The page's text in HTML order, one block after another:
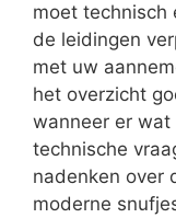
moet technisch
de leidingen
met uw
het overzicht
wanneer er wat
technische
nadenken over
moderne